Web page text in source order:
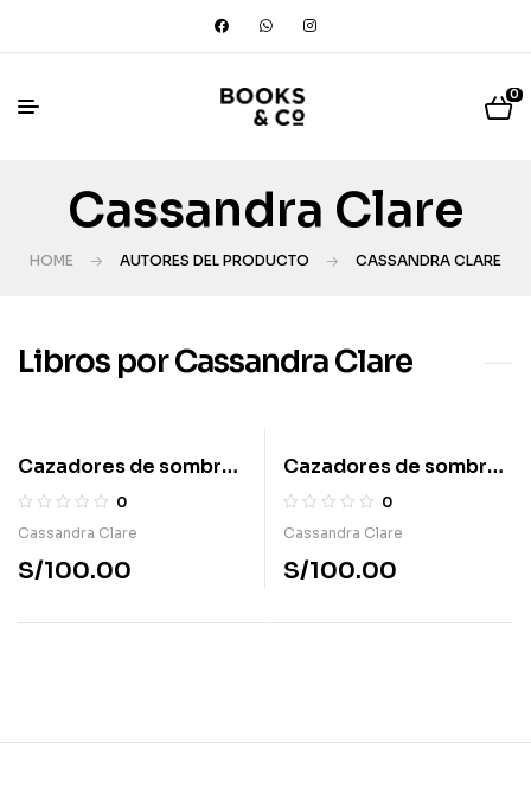
0
Cassandra Clare
HOME AUTORES DEL PRODUCTO CASSANDRA CLARE
Libros por Cassandra Clare
Cazadores de sombras
2. Ciudad de Ceniza
0
Cassandra Clare
S/100.00
Cazadores de sombras
1. Ciudad de Hueso
0
Cassandra Clare
S/100.00